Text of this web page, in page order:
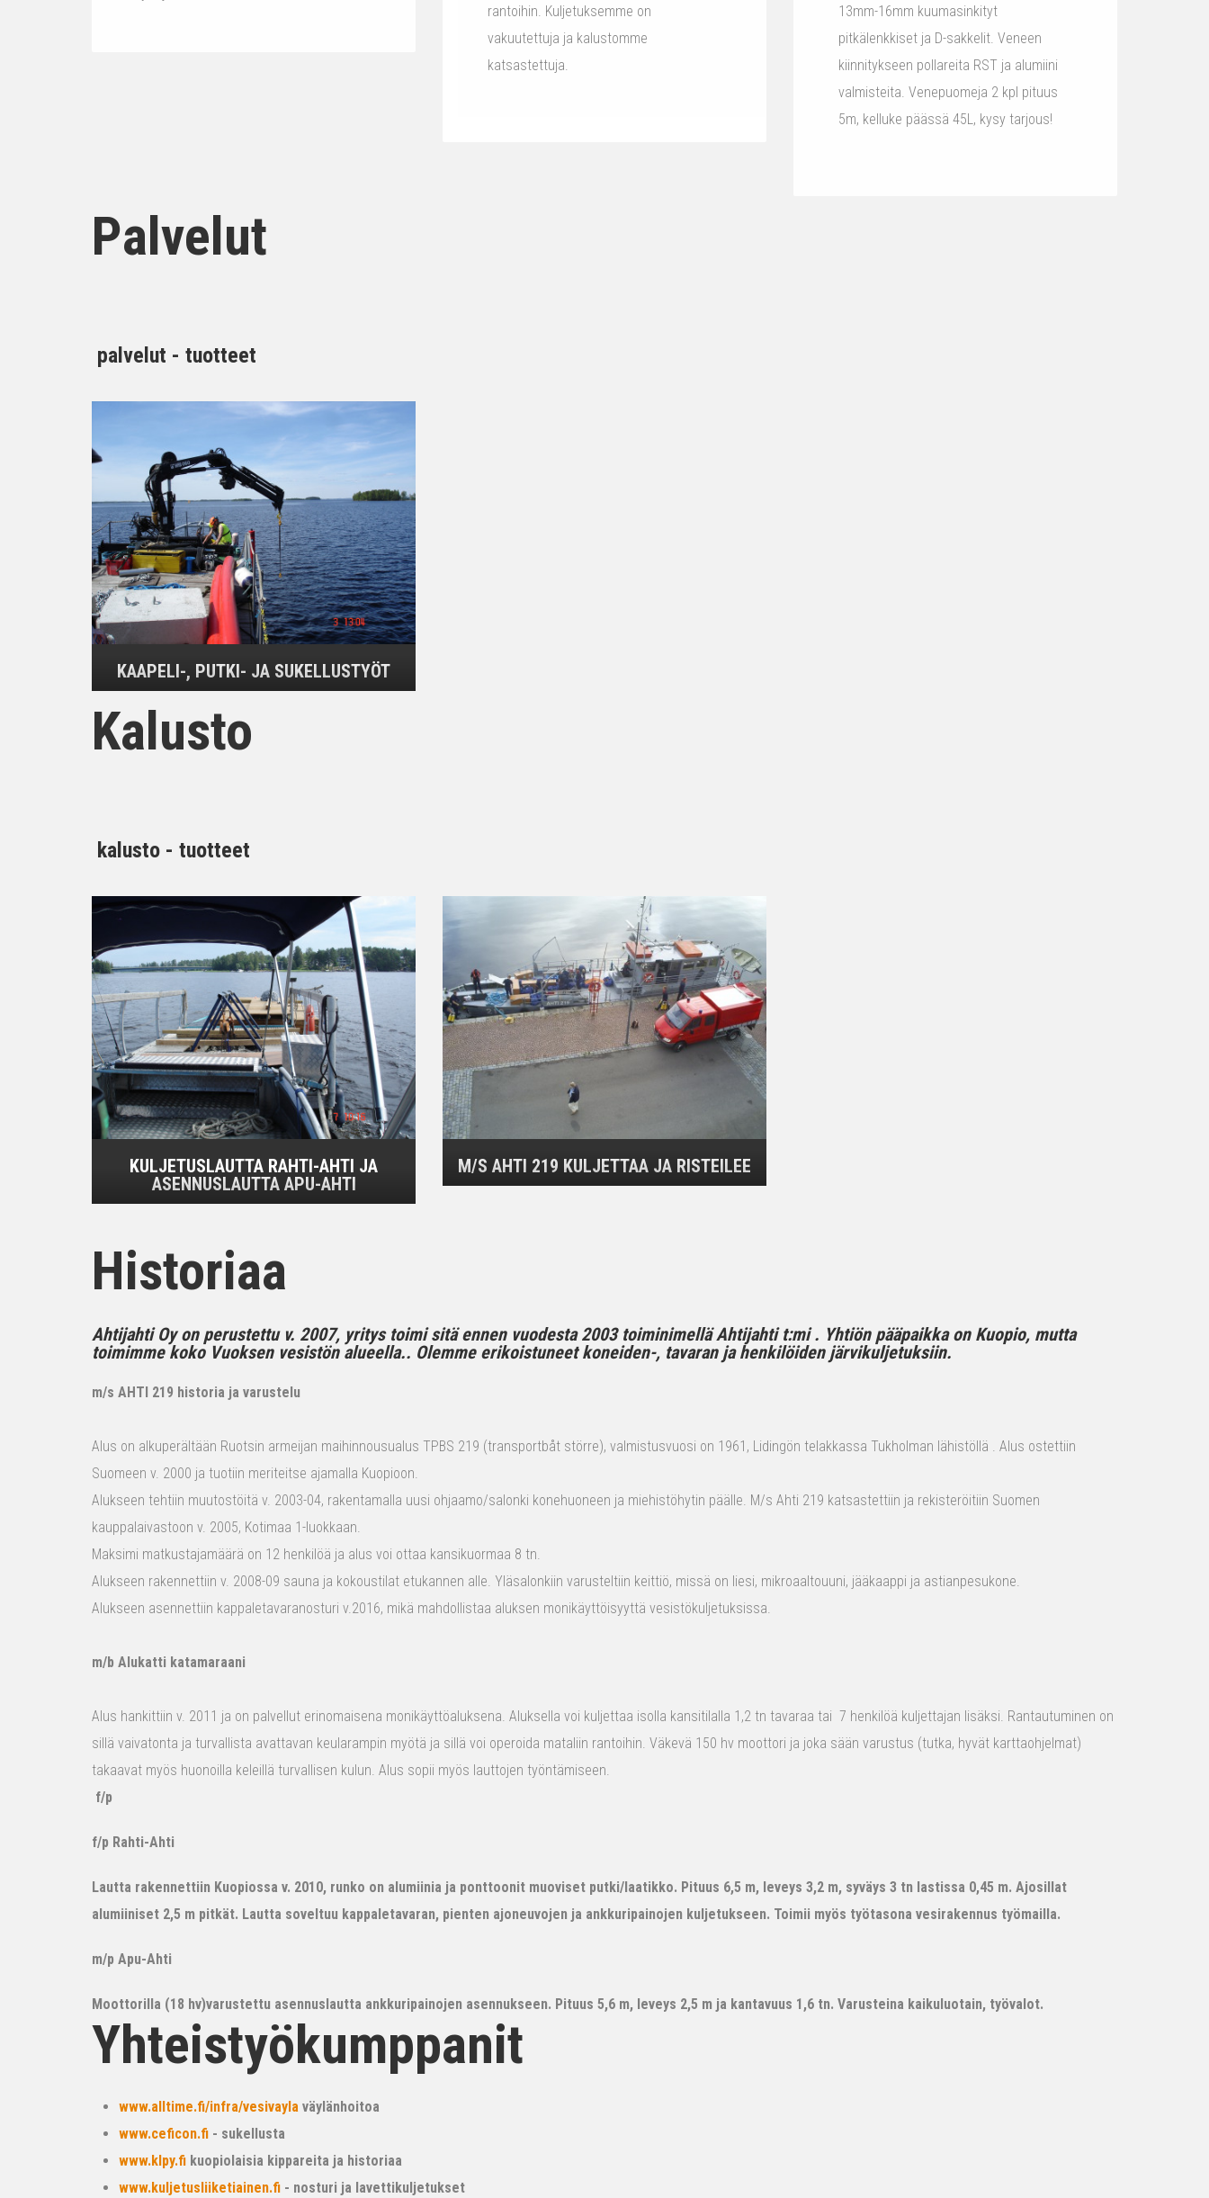
rantoihin. Kuljetuksemme on
vakuutettuja ja kalustomme
katsastettuja.
13mm-16mm kuumasinkityt
pitkälenkkiset ja D-sakkelit. Veneen
kiinnitykseen pollareita RST ja alumiini
valmisteita. Venepuomeja 2 kpl pituus
5m, kelluke päässä 45L, kysy tarjous!
Palvelut
palvelut - tuotteet
KAAPELI-, PUTKI- JA SUKELLUSTYÖT
Kalusto
kalusto - tuotteet
KULJETUSLAUTTA RAHTI-AHTI JA
ASENNUSLAUTTA APU-AHTI
M/S AHTI 219 KULJETTAA JA RISTEILEE
Historiaa
Ahtijahti Oy on perustettu v. 2007, yritys toimi sitä ennen vuodesta 2003 toiminimellä Ahtijahti t:mi . Yhtiön pääpaikka on Kuopio, mutta
toimimme koko Vuoksen vesistön alueella.. Olemme erikoistuneet koneiden-, tavaran ja henkilöiden järvikuljetuksiin.
m/s AHTI 219 historia ja varustelu
Alus on alkuperältään Ruotsin armeijan maihinnousualus TPBS 219 (transportbåt större), valmistusvuosi on 1961, Lidingön telakkassa Tukholman lähistöllä . Alus ostettiin
Suomeen v. 2000 ja tuotiin meriteitse ajamalla Kuopioon.
Alukseen tehtiin muutostöitä v. 2003-04, rakentamalla uusi ohjaamo/salonki konehuoneen ja miehistöhytin päälle. M/s Ahti 219 katsastettiin ja rekisteröitiin Suomen
kauppalaivastoon v. 2005, Kotimaa 1-luokkaan.
Maksimi matkustajamäärä on 12 henkilöä ja alus voi ottaa kansikuormaa 8 tn.
Alukseen rakennettiin v. 2008-09 sauna ja kokoustilat etukannen alle. Yläsalonkiin varusteltiin keittiö, missä on liesi, mikroaaltouuni, jääkaappi ja astianpesukone.
Alukseen asennettiin kappaletavaranosturi v.2016, mikä mahdollistaa aluksen monikäyttöisyyttä vesistökuljetuksissa.
m/b Alukatti katamaraani
Alus hankittiin v. 2011 ja on palvellut erinomaisena monikäyttöaluksena. Aluksella voi kuljettaa isolla kansitilalla 1,2 tn tavaraa tai 7 henkilöä kuljettajan lisäksi. Rantautuminen on
sillä vaivatonta ja turvallista avattavan keularampin myötä ja sillä voi operoida mataliin rantoihin. Väkevä 150 hv moottori ja joka sään varustus (tutka, hyvät karttaohjelmat)
takaavat myös huonoilla keleillä turvallisen kulun. Alus sopii myös lauttojen työntämiseen.
f/p
f/p Rahti-Ahti
Lautta rakennettiin Kuopiossa v. 2010, runko on alumiinia ja ponttoonit muoviset putki/laatikko. Pituus 6,5 m, leveys 3,2 m, syväys 3 tn lastissa 0,45 m. Ajosillat
alumiiniset 2,5 m pitkät. Lautta soveltuu kappaletavaran, pienten ajoneuvojen ja ankkuripainojen kuljetukseen. Toimii myös työtasona vesirakennus työmailla.
m/p Apu-Ahti
Moottorilla (18 hv)varustettu asennuslautta ankkuripainojen asennukseen. Pituus 5,6 m, leveys 2,5 m ja kantavuus 1,6 tn. Varusteina kaikuluotain, työvalot.
Yhteistyökumppanit
www.alltime.fi/infra/vesivayla väylänhoitoa
www.ceficon.fi - sukellusta
www.klpy.fi kuopiolaisia kippareita ja historiaa
www.kuljetusliiketiainen.fi - nosturi ja lavettikuljetukset